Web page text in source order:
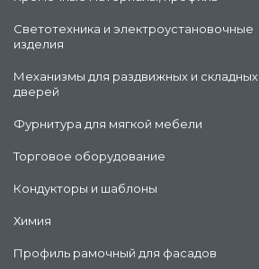
Светотехника и электроустановочные
изделия
Механизмы для раздвижных и складных
дверей
Фурнитура для мягкой мебели
Торговое оборудование
Кондукторы и шаблоны
Химия
Профиль рамочный для фасадов